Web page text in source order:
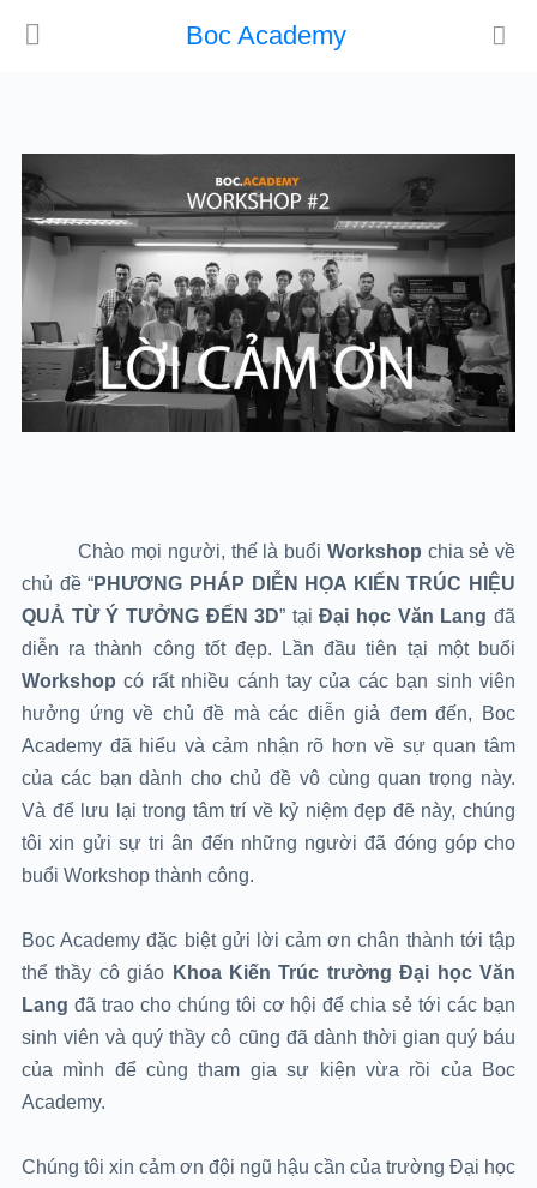
Boc Academy
Chào mọi người, thế là buổi Workshop chia sẻ về
chủ đề “PHƯƠNG PHÁP DIỄN HỌA KIẾN TRÚC HIỆU
QUẢ TỪ Ý TƯỞNG ĐẾN 3D” tạiĐại học Văn Lang đã
diễn ra thành công tốt đẹp. Lần đầu tiên tại một buổi
Workshop có rất nhiều cánh tay của các bạn sinh viên
hưởng ứng về chủ đề mà các diễn giả đem đến, Boc
Academy đã hiểu và cảm nhận rõ hơn về sự quan tâm
của các bạn dành cho chủ đề vô cùng quan trọng này.
Và để lưu lại trong tâm trí về kỷ niệm đẹp đẽ này, chúng
tôi xin gửi sự tri ân đến những người đã đóng góp cho
buổi Workshop thành công.
Boc Academy đặc biệt gửi lời cảm ơn chân thành tới tập
thể thầy cô giáo Khoa Kiến Trúc trường Đại học Văn
Lang đã trao cho chúng tôi cơ hội để chia sẻ tới các bạn
sinh viên và quý thầy cô cũng đã dành thời gian quý báu
của mình để cùng tham gia sự kiện vừa rồi của Boc
Academy.
Chúng tôi xin cảm ơn đội ngũ hậu cần của trường Đại học